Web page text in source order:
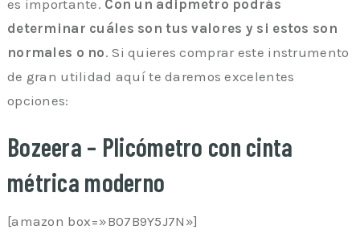
es importante. Con un adipmetro podrás
determinar cuáles son tus valores y si estos son
normales o no. Si quieres comprar este instrumento
de gran utilidad aquí te daremos excelentes
opciones:
Bozeera – Plicómetro con cinta
métrica moderno
[amazon box=»B07B9Y5J7N»]